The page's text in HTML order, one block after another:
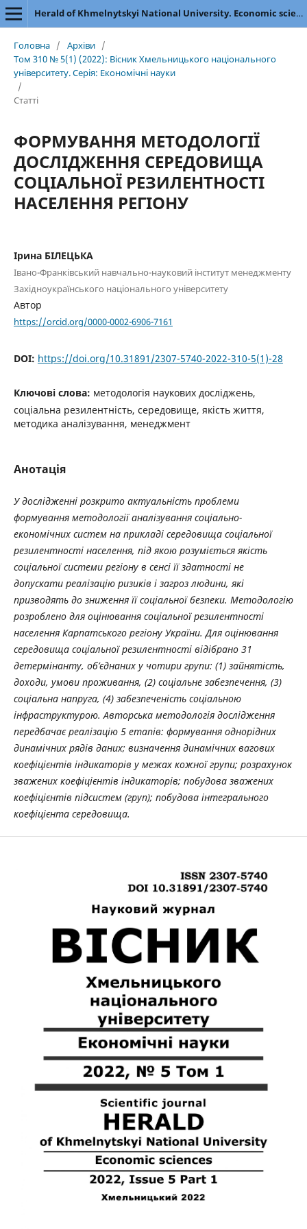
Herald of Khmelnytskyi National University. Economic sciences
Головна / Архіви /
Том 310 № 5(1) (2022): Вісник Хмельницького національного
університету. Серія: Економічні науки
/
Статті
ФОРМУВАННЯ МЕТОДОЛОГІЇ
ДОСЛІДЖЕННЯ СЕРЕДОВИЩА
СОЦІАЛЬНОЇ РЕЗИЛЕНТНОСТІ
НАСЕЛЕННЯ РЕГІОНУ
Ірина БІЛЕЦЬКА
Івано-Франківський навчально-науковий інститут менеджменту
Західноукраїнського національного університету
Автор
https://orcid.org/0000-0002-6906-7161
DOI: https://doi.org/10.31891/2307-5740-2022-310-5(1)-28
Ключові слова: методологія наукових досліджень,
соціальна резилентність, середовище, якість життя,
методика аналізування, менеджмент
Анотація
У дослідженні розкрито актуальність проблеми
формування методології аналізування соціально-
економічних систем на прикладі середовища соціальної
резилентності населення, під якою розуміється якість
соціальної системи регіону в сенсі її здатності не
допускати реалізацію ризиків і загроз людини, які
призводять до зниження її соціальної безпеки. Методологію
розроблено для оцінювання соціальної резилентності
населення Карпатського регіону України. Для оцінювання
середовища соціальної резилентності відібрано 31
детермінанту, об’єднаних у чотири групи: (1) зайнятість,
доходи, умови проживання, (2) соціальне забезпечення, (3)
соціальна напруга, (4) забезпеченість соціальною
інфраструктурою. Авторська методологія дослідження
передбачає реалізацію 5 етапів: формування однорідних
динамічних рядів даних; визначення динамічних вагових
коефіцієнтів індикаторів у межах кожної групи; розрахунок
зважених коефіцієнтів індикаторів; побудова зважених
коефіцієнтів підсистем (груп); побудова інтегрального
коефіцієнта середовища.